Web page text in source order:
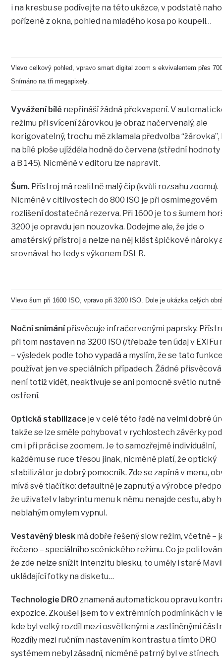
i na kresbu se podívejte na této ukázce, v podstatě
pořízené z okna, pohled na mladého kosa po koupeli…
Vlevo celkový pohled, vpravo smart digital zoom s ekvivalentem přes
Snímáno na tři megapixely.
Vyvážení bílé nepřináší žádná překvapení. V
režimu při svícení žárovkou je obraz načervenalý, ale
korigovatelný, trochu mě zklamala předvolba
na bílé ploše ujížděla hodně do červena (střední hodnoty
a B 145). Nicméně v editoru lze napravit.
Šum. Přístroj má realitně malý čip (kvůli rozsahu zoomu).
Nicméně v citlivostech do 800 ISO je při osmimegovém
rozlišení dostatečná rezerva. Při 1600 je to s šumem
3200 je opravdu jen nouzovka. Dodejme ale, že jde o
amatérský přístroj a nelze na něj klást špičkové nároky
srovnávat ho tedy s výkonem DSLR.
Vlevo šum při 1600 ISO, vpravo při 3200 ISO. Dole je ukázka celých
Noční snímánípřisvěcuje infračervenými paprsky.
při tom nastaven na 3200 ISO (/třebaže ten údaj v EXIFu
– výsledek podle toho vypadá a myslím, že se tato
používat jen ve speciálních případech. Žádné
není totiž vidět, neaktivuje se ani pomocné světlo
ostření.
Optická stabilizace je v celé této řadě na velmi dobré
takže se lze směle pohybovat v rychlostech závěrky
cm i při práci se zoomem. Je to samozřejmě individuální,
každému se ruce třesou jinak, nicméně platí, že optický
stabilizátor je dobrý pomocník. Zde se zapíná v menu,
mívá své tlačítko: defaultně je zapnutý a výrobce
že uživatel v labyrintu menu k němu nenajde cestu, aby
neblahým omylem vypnul.
Vestavěný blesk má dobře řešený slow režim, včetně –
řečeno – speciálního scénického režimu. Co je
že zde nelze snížit intenzitu blesku, to uměly i staré
ukládající fotky na disketu…
Technologie DROznamená automatickou opravu
expozice. Zkoušel jsem to v extrémních podmínkách v
kde byl velký rozdíl mezi osvětlenými a zastíněnými
Rozdíly mezi ručním nastavením kontrastu a tímto DRO
systémem nebyl zásadní, nicméně patrný byl ve stínech.